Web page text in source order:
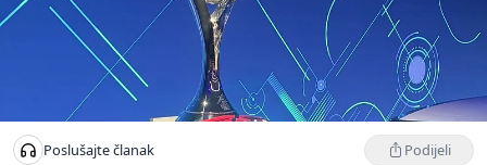
Poslušajte članak Podijeli